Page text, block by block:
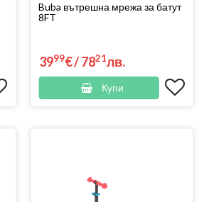
Buba вътрешна мрежа за батут
8FT
3999€/7821лв.
Купи